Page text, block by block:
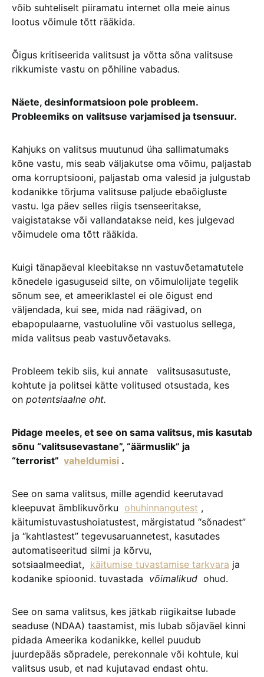
võib suhteliselt piiramatu internet olla meie ainus
lootus võimule tõtt rääkida.
Õigus kritiseerida valitsust ja võtta sõna valitsuse
rikkumiste vastu on põhiline vabadus.
Näete, desinformatsioon pole probleem.
Probleemiks on valitsuse varjamised ja tsensuur.
Kahjuks on valitsus muutunud üha sallimatumaks
kõne vastu, mis seab väljakutse oma võimu, paljastab
oma korruptsiooni, paljastab oma valesid ja julgustab
kodanikke tõrjuma valitsuse paljude ebaõigluste
vastu. Iga päev selles riigis tsenseeritakse,
vaigistatakse või vallandatakse neid, kes julgevad
võimudele oma tõtt rääkida.
Kuigi tänapäeval kleebitakse nn vastuvõetamatutele
kõnedele igasuguseid silte, on võimulolijate tegelik
sõnum see, et ameeriklastel ei ole õigust end
väljendada, kui see, mida nad räägivad, on
ebapopulaarne, vastuoluline või vastuolus sellega,
mida valitsus peab vastuvõetavaks.
Probleem tekib siis, kui annate valitsusasutuste,
kohtute ja politsei kätte volitused otsustada, kes
on potentsiaalne oht.
Pidage meeles, et see on sama valitsus, mis kasutab
sõnu “valitsusevastane”, “äärmuslik” ja
“terrorist” vaheldumisi .
See on sama valitsus, mille agendid keerutavad
kleepuvat ämblikuvõrku ohuhinnangutest ,
käitumistuvastushoiatustest, märgistatud “sõnadest”
ja “kahtlastest” tegevusaruannetest, kasutades
automatiseeritud silmi ja kõrvu,
sotsiaalmeediat, käitumise tuvastamise tarkvara ja
kodanike spioonid. tuvastada võimalikud ohud.
See on sama valitsus, kes jätkab riigikaitse lubade
seaduse (NDAA) taastamist, mis lubab sõjaväel kinni
pidada Ameerika kodanikke, kellel puudub
juurdepääs sõpradele, perekonnale või kohtule, kui
valitsus usub, et nad kujutavad endast ohtu.